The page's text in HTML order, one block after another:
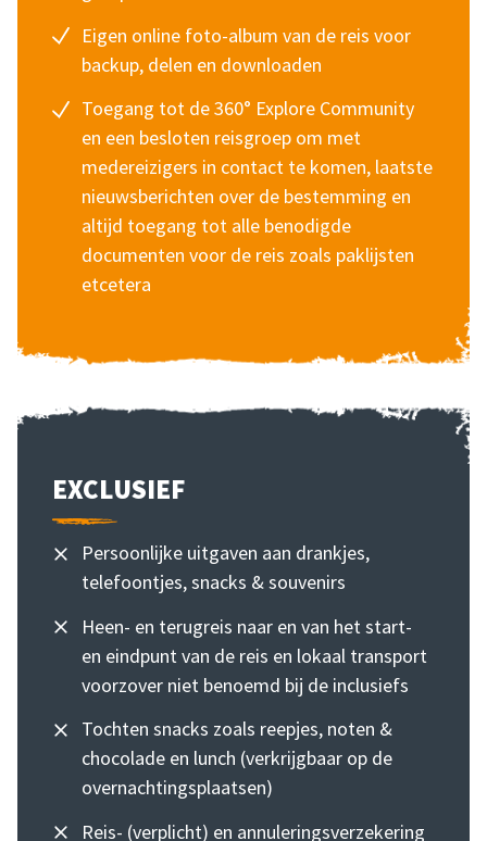
Eigen online foto-album van de reis voor
backup, delen en downloaden
Toegang tot de 360° Explore Community
en een besloten reisgroep om met
medereizigers in contact te komen, laatste
nieuwsberichten over de bestemming en
altijd toegang tot alle benodigde
documenten voor de reis zoals paklijsten
etcetera
EXCLUSIEF
Persoonlijke uitgaven aan drankjes,
telefoontjes, snacks & souvenirs
Heen- en terugreis naar en van het start-
en eindpunt van de reis en lokaal transport
voorzover niet benoemd bij de inclusiefs
Tochten snacks zoals reepjes, noten &
chocolade en lunch (verkrijgbaar op de
overnachtingsplaatsen)
Reis- (verplicht) en annuleringsverzekering